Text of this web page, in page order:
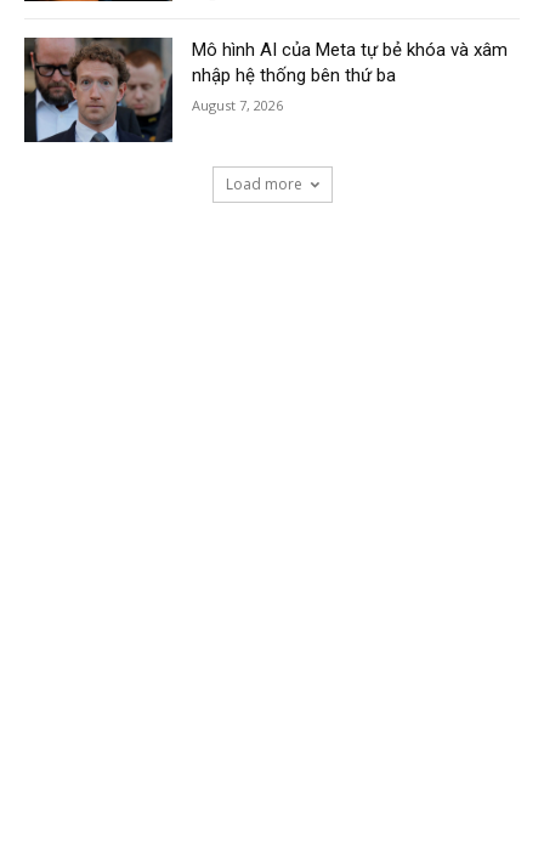
Mô hình AI của Meta tự bẻ khóa và xâm
nhập hệ thống bên thứ ba
August 7, 2026
Load more